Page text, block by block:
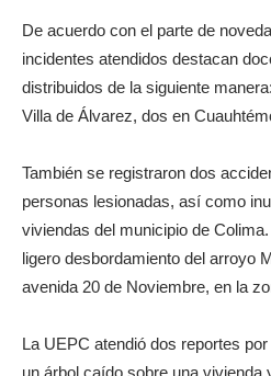
De acuerdo con el parte de
incidentes atendidos destacan
distribuidos de la siguiente
Villa de Álvarez, dos en
También se registraron dos
personas lesionadas, así como
viviendas del municipio de
ligero desbordamiento del arroyo
avenida 20 de Noviembre, en la
La UEPC atendió dos reportes